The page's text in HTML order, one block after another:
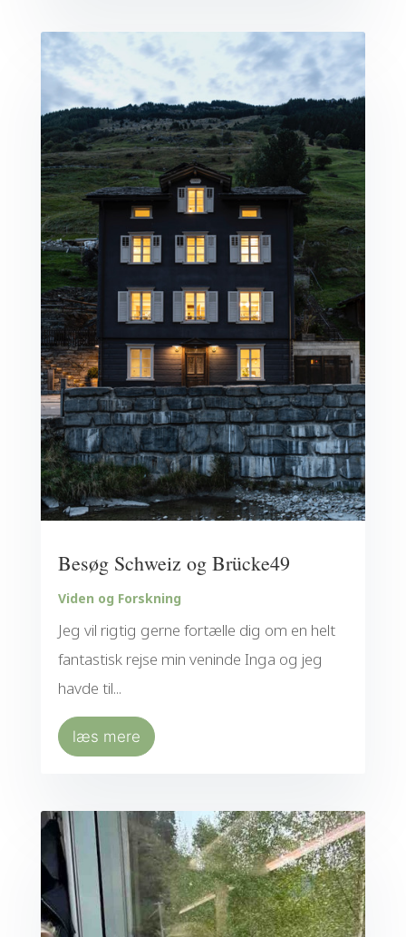
Besøg Schweiz og Brücke49
Viden og Forskning
Jeg vil rigtig gerne fortælle dig om en helt
fantastisk rejse min veninde Inga og jeg
havde til...
læs mere